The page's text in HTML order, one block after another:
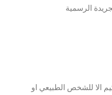
الرسمية
الا للشخص الطبيعي او